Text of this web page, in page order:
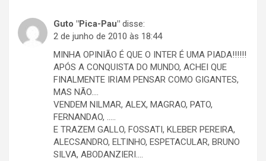
Guto "Pica-Pau" disse:
2 de junho de 2010 às 18:44
MINHA OPINIÃO É QUE O INTER É UMA PIADA!!!!!!
APÓS A CONQUISTA DO MUNDO, ACHEI QUE
FINALMENTE IRIAM PENSAR COMO GIGANTES,
MAS NÃO….
VENDEM NILMAR, ALEX, MAGRAO, PATO,
FERNANDAO, …..
E TRAZEM GALLO, FOSSATI, KLEBER PEREIRA,
ALECSANDRO, ELTINHO, ESPETACULAR, BRUNO
SILVA, ABODANZIERI….